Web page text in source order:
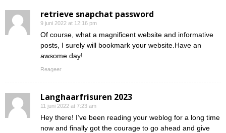
retrieve snapchat password
9 juni 2022 at 12:16 pm
Of course, what a magnificent website and informative
posts, I surely will bookmark your website.Have an
awsome day!
Reageer
Langhaarfrisuren 2023
11 juni 2022 at 7:23 am
Hey there! I’ve been reading your weblog for a long time
now and finally got the courage to go ahead and give